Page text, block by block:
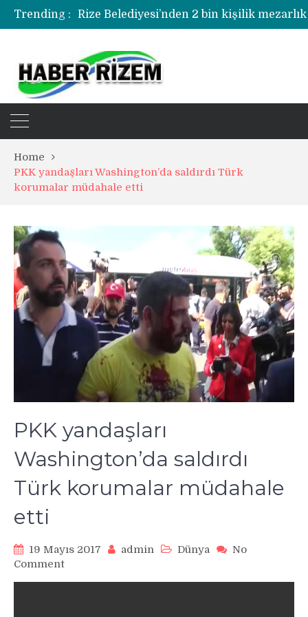
Trending :
Rize Belediyesi’nden 2 bin kişilik
Rize’de uyuşturucu operasyonunda 1
Home
PKK yandaşları Washington’da saldırdı Türk
korumalar müdahale etti
PKK yandaşları
Washington’da saldırdı
Türk korumalar müdahale
etti
19 Mayıs 2017 admin Dünya
No
Commenton